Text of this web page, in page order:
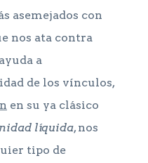
asemejados con
nos ata contra
a
de los vínculos,
en su ya clásico
líquida, nos
tipo de